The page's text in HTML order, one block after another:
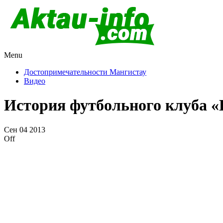
Menu
Достопримечательности Мангистау
Видео
История футбольного клуба
Сен 04 2013
Off